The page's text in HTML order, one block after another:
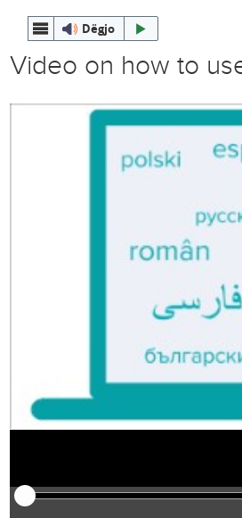
Dëgjo
Video on how to